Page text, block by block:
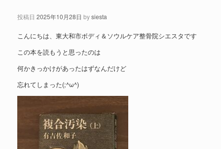
投稿日 2025年10月28日 bysiesta
こんにちは、東大和市ボディ＆ソウルケア整骨院シエスタです
この本を読もうと思ったのは
何かきっかけがあったはずなんだけど
忘れてしまった(;^ω^)